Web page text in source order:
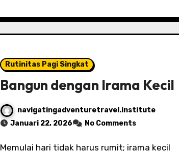
Rutinitas Pagi Singkat
Bangun dengan Irama Kecil
navigatingadventuretravel.institute
Januari 22, 2026
No Comments
Memulai hari tidak harus rumit; irama kecil